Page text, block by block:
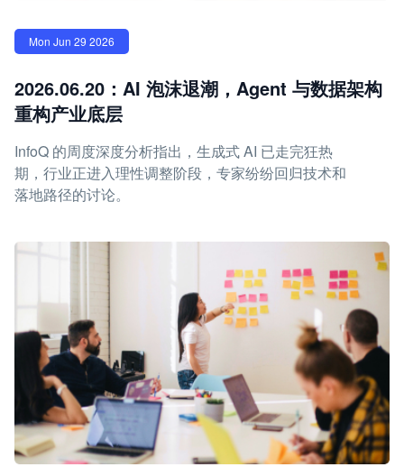
Mon Jun 29 2026
2026.06.20：AI 泡沫退潮，Agent 与数据架构
重构产业底层
InfoQ 的周度深度分析指出，生成式 AI 已走完狂热
期，行业正进入理性调整阶段，专家纷纷回归技术和
落地路径的讨论。